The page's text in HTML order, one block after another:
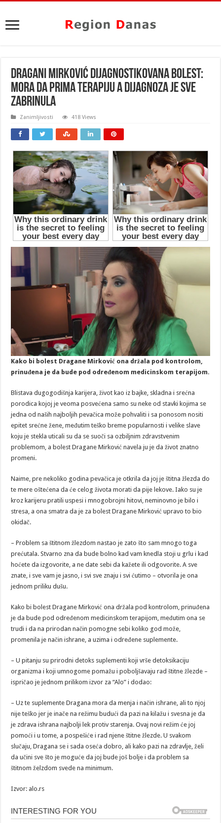
DRAGANI MIRKOVIĆ DIJAGNOSTIKOVANA BOLEST:
Mora da prima terapiju a DIJAGNOZA JE SVE
ZABRINULA
Zanimljivosti 418 Views
Kako bi bolest Dragane Mirković ona držala pod kontrolom,
prinuđena je da bude pod određenom medicinskom terapijom.
Blistava dugogodišnja karijera, život kao iz bajke, skladna i srećna
porodica kojoj je veoma posvećena samo su neke od stavki kojima se
jedna od naših najboljih pevačica može pohvaliti i sa ponosom nositi
epitet srećne žene, međutim teško breme popularnosti i velike slave
koju je stekla uticali su da se suoči sa ozbiljnim zdravstvenim
problemom, a bolest Dragane Mirković navela ju je da život znatno
promeni.
Naime, pre nekoliko godina pevačica je otkrila da joj je štitna žlezda do
te mere oštećena da će celog života morati da pije lekove. Iako su je
kroz karijeru pratili uspesi i mnogobrojni hitovi, neminovno je bilo i
stresa, a ona smatra da je za bolest Dragane Mirković upravo to bio
okidač.
– Problem sa štitnom žlezdom nastao je zato što sam mnogo toga
prećutala. Stvarno zna da bude bolno kad vam knedla stoji u grlu i kad
hoćete da izgovorite, a ne date sebi da kažete ili odgovorite. A sve
znate, i sve vam je jasno, i svi sve znaju i svi ćutimo – otvorila je ona
jednom priliku dušu.
Kako bi bolest Dragane Mirković ona držala pod kontrolom, prinuđena
je da bude pod određenom medicinskom terapijom, međutim ona se
trudi i da na prirodan način pomogne sebi koliko god može,
promenila je način ishrane, a uzima i određene suplemente.
– U pitanju su prirodni detoks suplementi koji vrše detoksikaciju
organizma i koji umnogome pomažu i poboljšavaju rad štitne žlezde –
ispričao je jednom prilikom izvor za “Alo” i dodao:
– Uz te suplemente Dragana mora da menja i način ishrane, ali to njoj
nije teško jer je inače na režimu budući da pazi na kilažu i svesna je da
je zdrava ishrana najbolji lek protiv starenja. Ovaj novi režim će joj
pomoći i u tome, a pospešiće i rad njene štitne žlezde. U svakom
slučaju, Dragana se i sada oseća dobro, ali kako pazi na zdravlje, želi
da učini sve što je moguće da joj bude još bolje i da problem sa
štitnom želzdom svede na minimum.
Izvor: alo.rs